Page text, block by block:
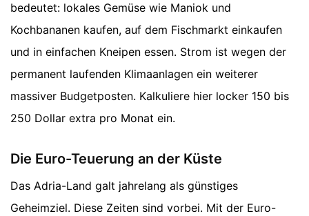
bedeutet: lokales Gemüse wie Maniok und
Kochbananen kaufen, auf dem Fischmarkt einkaufen
und in einfachen Kneipen essen. Strom ist wegen der
permanent laufenden Klimaanlagen ein weiterer
massiver Budgetposten. Kalkuliere hier locker 150 bis
250 Dollar extra pro Monat ein.
Die Euro-Teuerung an der Küste
Das Adria-Land galt jahrelang als günstiges
Geheimziel. Diese Zeiten sind vorbei. Mit der Euro-